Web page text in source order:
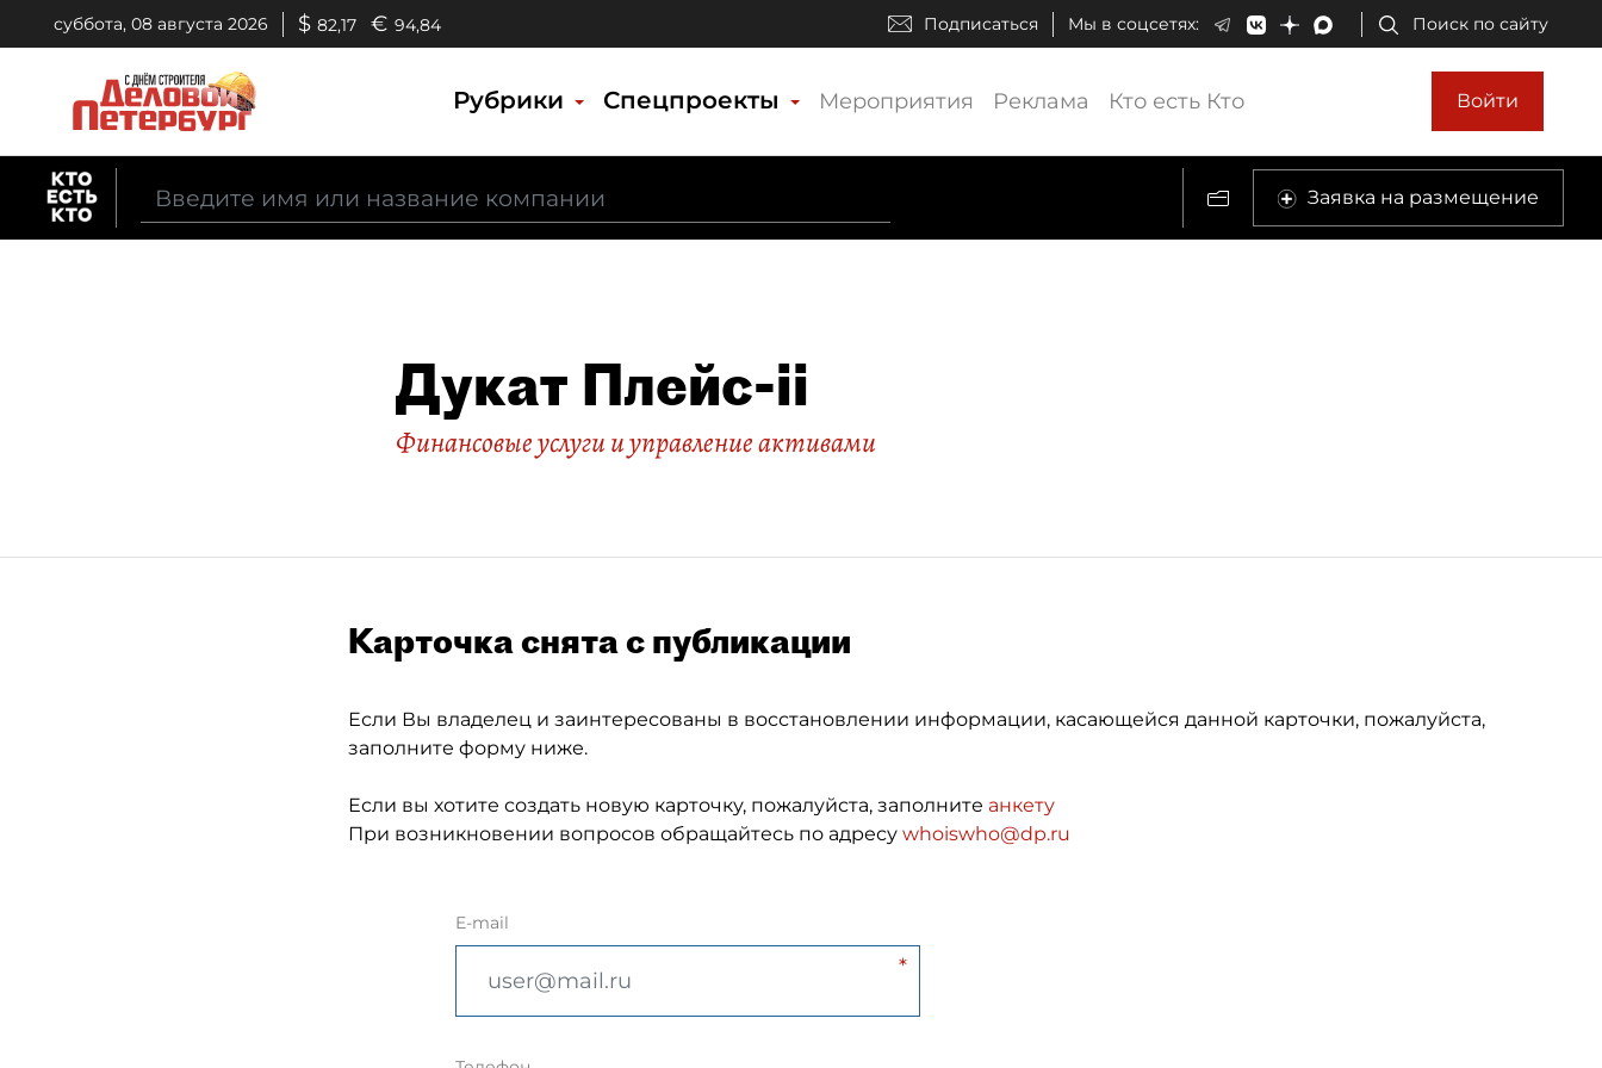
суббота, 08 августа 2026 $ 82,17 € 94,84 Подписаться Мы в соцсетях: Поиск по сайту
Рубрики Спецпроекты Мероприятия Реклама Кто есть Кто Войти
Заявка на размещение
Дукат Плейс-ii
Финансовые услуги и управление активами
Карточка снята с публикации
Если Вы владелец и заинтересованы в восстановлении информации, касающейся данной карточки, пожалуйста,
заполните форму ниже.
Если вы хотите создать новую карточку, пожалуйста, заполните анкету
При возникновении вопросов обращайтесь по адресу whoiswho@dp.ru
E-mail